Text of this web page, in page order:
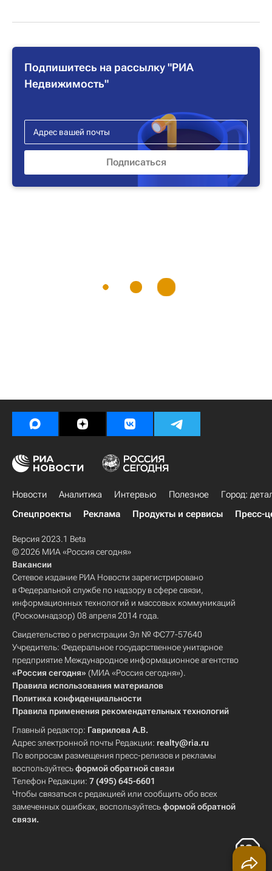
Подпишитесь на рассылку "РИА
Недвижимость"
Новости Аналитика Интервью Полезное
Город:
Спецпроекты
Реклама Продукты и сервисы Пресс-
Версия 2023.1 Beta
© 2026 МИА «Россия сегодня»
Вакансии
Сетевое издание РИА Новости зарегистрировано
в Федеральной службе по надзору в сфере связи,
информационных технологий и массовых коммуникаций
(Роскомнадзор) 08 апреля 2014 года.
Свидетельство о регистрации Эл № ФС77-57640
Учредитель: Федеральное государственное унитарное
предприятие Международное информационное агентство
«Россия сегодня» (МИА «Россия сегодня»).
Правила использования материалов
Политика конфиденциальности
Правила применения рекомендательных технологий
Главный редактор: Гаврилова А.В.
Адрес электронной почты Редакции: realty@ria.ru
По вопросам размещения пресс-релизов и рекламы
воспользуйтесьформой обратной связи
Телефон Редакции: 7 (495) 645-6601
Чтобы связаться с редакцией или сообщить обо всех
замеченных ошибках, воспользуйтесьформой обратной
связи.